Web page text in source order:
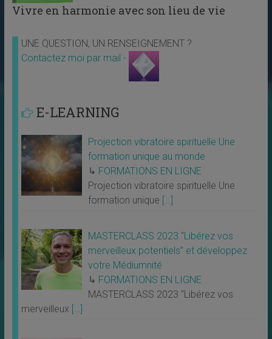
Vivre en harmonie avec son lieu de vie
UNE QUESTION, UN RENSEIGNEMENT ?
Contactez moi par mail -
E-LEARNING
Projection vibratoire spirituelle Une
formation unique au monde
↳ FORMATIONS EN LIGNE
Projection vibratoire spirituelle Une
formation unique […]
MASTERCLASS 2023 “Libérez vos
merveilleux potentiels” et développez
votre Médiumnité
↳ FORMATIONS EN LIGNE
MASTERCLASS 2023 “Libérez vos
merveilleux […]